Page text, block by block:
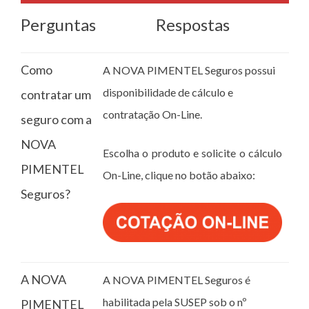
Perguntas Respostas
Como
contratar um
seguro com a
NOVA
PIMENTEL
Seguros?
A NOVA PIMENTEL Seguros possui
disponibilidade de cálculo e
contratação On-Line.
Escolha o produto e solicite o cálculo
On-Line, clique no botão abaixo:
A NOVA
PIMENTEL
A NOVA PIMENTEL Seguros é
habilitada pela SUSEP sob o nº